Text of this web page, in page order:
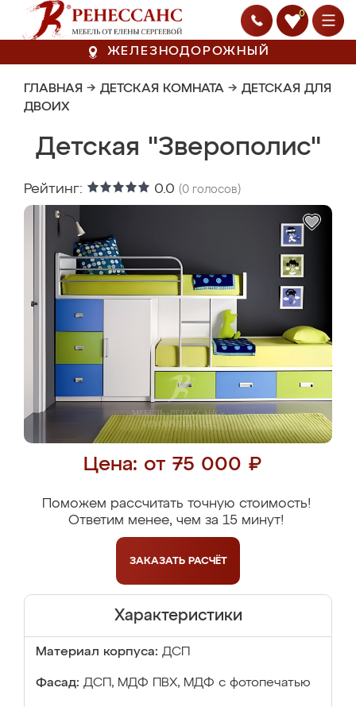
0
ЖЕЛЕЗНОДОРОЖНЫЙ
ГЛАВНАЯ → ДЕТСКАЯ КОМНАТА → ДЕТСКАЯ ДЛЯ
ДВОИХ
Детская "Зверополис"
Рейтинг: 0.0 (0 голосов)
Цена: от 75 000 ₽
Поможем рассчитать точную стоимость!
Ответим менее, чем за 15 минут!
ЗАКАЗАТЬ РАСЧЁТ
Характеристики
Материал корпуса: ДСП
Фасад: ДСП, МДФ ПВХ, МДФ с фотопечатью